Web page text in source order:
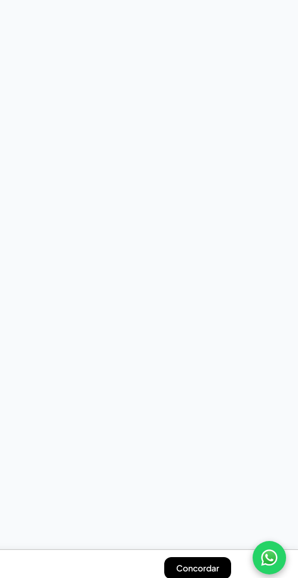
Concordar